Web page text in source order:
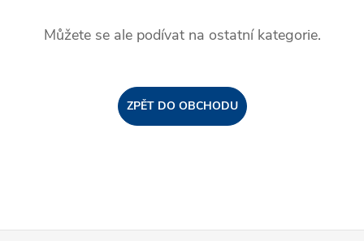
Můžete se ale podívat na ostatní kategorie.
ZPĚT DO OBCHODU